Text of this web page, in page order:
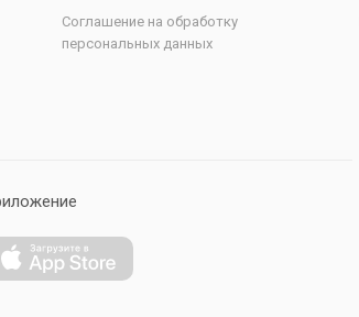
Соглашение на обработку
персональных данных